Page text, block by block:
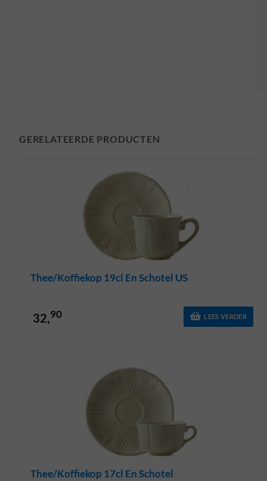
GERELATEERDE PRODUCTEN
Thee/koffiekop 19cl En Schotel US
32,90 LEES VERDER
Thee/koffiekop 17cl En Schotel